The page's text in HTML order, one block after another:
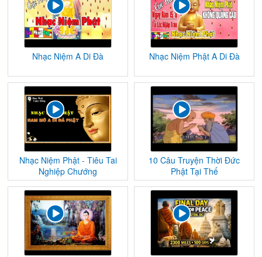
Nhạc Niệm A Di Đà Nhạc Niệm Phật A Di Đà
Nhạc Niệm Phật - Tiêu Tai
Nghiệp Chướng
10 Câu Truyện Thời Đức
Phật Tại Thế